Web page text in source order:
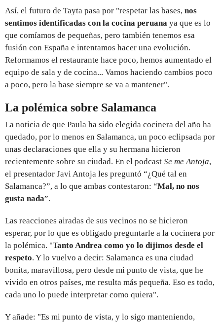
Así, el futuro de Tayta pasa por "respetar las bases, nos
sentimos identificadas con la cocina peruana ya que es lo
que comíamos de pequeñas, pero también tenemos esa
fusión con España e intentamos hacer una evolución.
Reformamos el restaurante hace poco, hemos aumentado el
equipo de sala y de cocina... Vamos haciendo cambios poco
a poco, pero la base siempre se va a mantener".
La polémica sobre Salamanca
La noticia de que Paula ha sido elegida cocinera del año ha
quedado, por lo menos en Salamanca, un poco eclipsada por
unas declaraciones que ella y su hermana hicieron
recientemente sobre su ciudad. En el podcast Se me Antoja,
el presentador Javi Antoja les preguntó “¿Qué tal en
Salamanca?”, a lo que ambas contestaron: “Mal, no nos
gusta nada”.
Las reacciones airadas de sus vecinos no se hicieron
esperar, por lo que es obligado preguntarle a la cocinera por
la polémica. "Tanto Andrea como yo lo dijimos desde el
respeto. Y lo vuelvo a decir: Salamanca es una ciudad
bonita, maravillosa, pero desde mi punto de vista, que he
vivido en otros países, me resulta más pequeña. Eso es todo,
cada uno lo puede interpretar como quiera".
Y añade: "Es mi punto de vista, y lo sigo manteniendo,